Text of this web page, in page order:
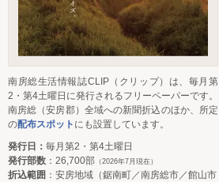
南房総生活情報誌CLIP（クリップ）は、毎月第
2・第4土曜日に発行されるフリーペーパーです。
南房総（安房郡）全域への新聞折込のほか、所定
の配布スポット にも設置しています。
発行日： 毎月第2・第4土曜日
発行部数 ：26,700部 （2026年7月現在）
折込範囲 ：安房地域（鋸南町／南房総市／館山市